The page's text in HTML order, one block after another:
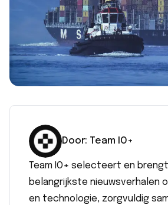
Door: Team IO+
Team IO+ selecteert en
belangrijkste nieuwsverhalen
en technologie, zorgvuldig